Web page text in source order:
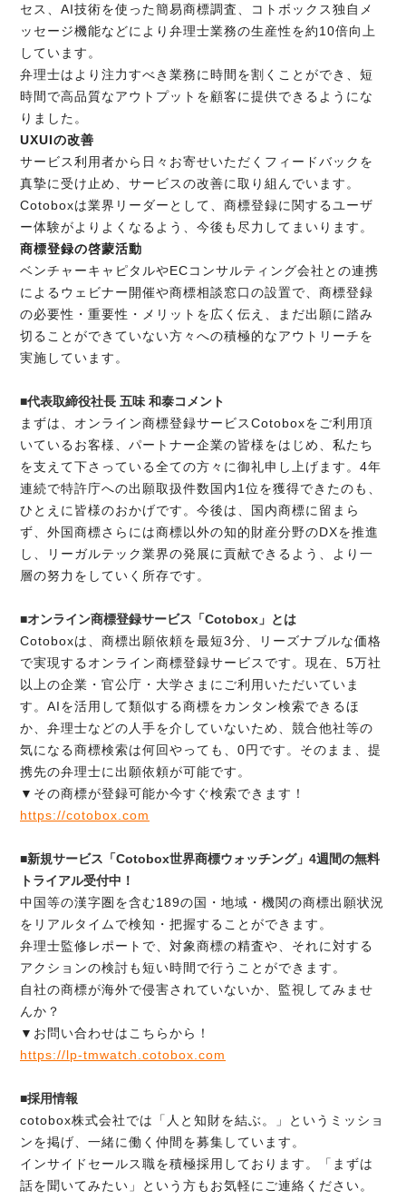
セス、AI技術を使った簡易商標調査、コトボックス独自メ
ッセージ機能などにより弁理士業務の生産性を約10倍向上
しています。
弁理士はより注力すべき業務に時間を割くことができ、短
時間で高品質なアウトプットを顧客に提供できるようにな
りました。
UXUIの改善
サービス利用者から日々お寄せいただくフィードバックを
真摯に受け止め、サービスの改善に取り組んでいます。
Cotoboxは業界リーダーとして、商標登録に関するユーザ
ー体験がよりよくなるよう、今後も尽力してまいります。
商標登録の啓蒙活動
ベンチャーキャピタルやECコンサルティング会社との連携
によるウェビナー開催や商標相談窓口の設置で、商標登録
の必要性・重要性・メリットを広く伝え、まだ出願に踏み
切ることができていない方々への積極的なアウトリーチを
実施しています。
■代表取締役社長 五味 和泰コメント
まずは、オンライン商標登録サービスCotoboxをご利用頂
いているお客様、パートナー企業の皆様をはじめ、私たち
を支えて下さっている全ての方々に御礼申し上げます。4年
連続で特許庁への出願取扱件数国内1位を獲得できたのも、
ひとえに皆様のおかげです。今後は、国内商標に留まら
ず、外国商標さらには商標以外の知的財産分野のDXを推進
し、リーガルテック業界の発展に貢献できるよう、より一
層の努力をしていく所存です。
■オンライン商標登録サービス「Cotobox」とは
Cotoboxは、商標出願依頼を最短3分、リーズナブルな価格
で実現するオンライン商標登録サービスです。現在、5万社
以上の企業・官公庁・大学さまにご利用いただいていま
す。AIを活用して類似する商標をカンタン検索できるほ
か、弁理士などの人手を介していないため、競合他社等の
気になる商標検索は何回やっても、0円です。そのまま、提
携先の弁理士に出願依頼が可能です。
▼その商標が登録可能か今すぐ検索できます！
https://cotobox.com
■新規サービス「Cotobox世界商標ウォッチング」4週間の無料
トライアル受付中！
中国等の漢字圏を含む189の国・地域・機関の商標出願状況
をリアルタイムで検知・把握することができます。
弁理士監修レポートで、対象商標の精査や、それに対する
アクションの検討も短い時間で行うことができます。
自社の商標が海外で侵害されていないか、監視してみませ
んか？
▼お問い合わせはこちらから！
https://lp-tmwatch.cotobox.com
■採用情報
cotobox株式会社では「人と知財を結ぶ。」というミッショ
ンを掲げ、一緒に働く仲間を募集しています。
インサイドセールス職を積極採用しております。「まずは
話を聞いてみたい」という方もお気軽にご連絡ください。